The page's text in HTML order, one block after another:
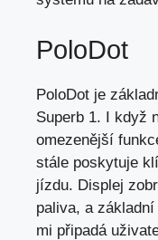
PoloDot
PoloDot je
Superb 1. I když
omezenější
stále poskytuje
jízdu. Displej
paliva, a
mi připadá